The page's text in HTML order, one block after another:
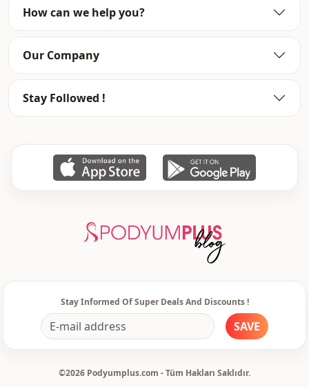
How can we help you?
Our Company
Stay Followed !
Stay Informed Of Super Deals And Discounts !
SAVE
©2026 Podyumplus.com - Tüm Hakları Saklıdır.